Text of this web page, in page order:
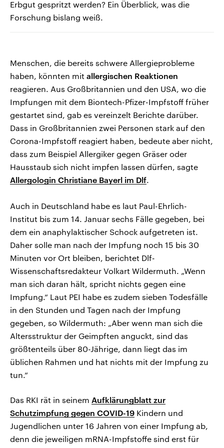
Erbgut gespritzt werden? Ein Überblick, was die
Forschung bislang weiß.
Menschen, die bereits schwere Allergieprobleme
haben, könnten mit allergischen Reaktionen
reagieren. Aus Großbritannien und den USA, wo die
Impfungen mit dem Biontech-Pfizer-Impfstoff früher
gestartet sind, gab es vereinzelt Berichte darüber.
Dass in Großbritannien zwei Personen stark auf den
Corona-Impfstoff reagiert haben, bedeute aber nicht,
dass zum Beispiel Allergiker gegen Gräser oder
Hausstaub sich nicht impfen lassen dürfen, sagte
Allergologin Christiane Bayerl im Dlf.
Auch in Deutschland habe es laut Paul-Ehrlich-
Institut bis zum 14. Januar sechs Fälle gegeben, bei
dem ein anaphylaktischer Schock aufgetreten ist.
Daher solle man nach der Impfung noch 15 bis 30
Minuten vor Ort bleiben, berichtet Dlf-
Wissenschaftsredakteur Volkart Wildermuth. „Wenn
man sich daran hält, spricht nichts gegen eine
Impfung.“ Laut PEI habe es zudem sieben Todesfälle
in den Stunden und Tagen nach der Impfung
gegeben, so Wildermuth: „Aber wenn man sich die
Altersstruktur der Geimpften anguckt, sind das
größtenteils über 80-Jährige, dann liegt das im
üblichen Rahmen und hat nichts mit der Impfung zu
tun.“
Das RKI rät in seinem Aufklärungblatt zur
Schutzimpfung gegen COVID-19 Kindern und
Jugendlichen unter 16 Jahren von einer Impfung ab,
denn die jeweiligen mRNA-Impfstoffe sind erst für